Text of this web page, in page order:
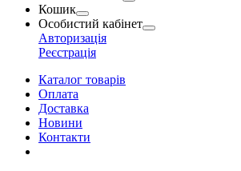
Кошик
Особистий кабінет
Авторизація
Реєстрація
Каталог товарів
Оплата
Доставка
Новини
Контакти